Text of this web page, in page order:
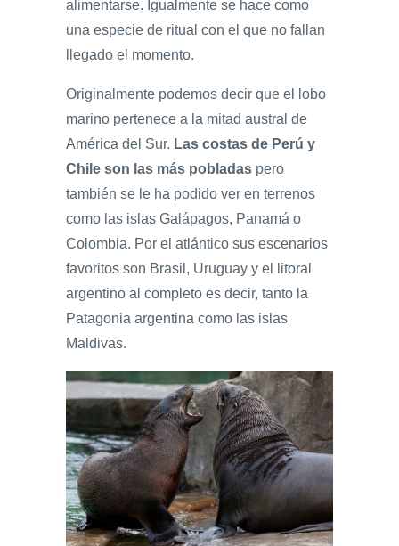
alimentarse. Igualmente se hace como
una especie de ritual con el que no fallan
llegado el momento.
Originalmente podemos decir que el lobo
marino pertenece a la mitad austral de
América del Sur. Las costas de Perú y
Chile son las más pobladas pero
también se le ha podido ver en terrenos
como las islas Galápagos, Panamá o
Colombia. Por el atlántico sus escenarios
favoritos son Brasil, Uruguay y el litoral
argentino al completo es decir, tanto la
Patagonia argentina como las islas
Maldivas.